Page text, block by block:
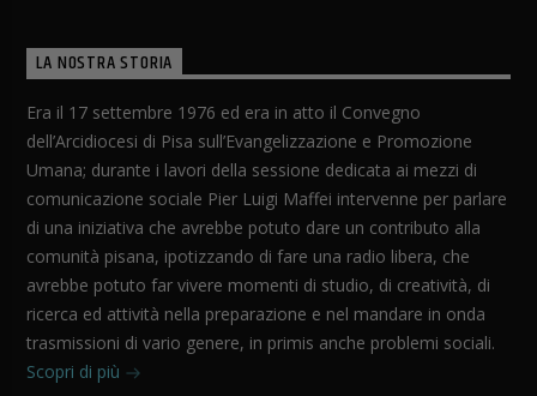
LA NOSTRA STORIA
Era il 17 settembre 1976 ed era in atto il Convegno
dell’Arcidiocesi di Pisa sull’Evangelizzazione e Promozione
Umana; durante i lavori della sessione dedicata ai mezzi di
comunicazione sociale Pier Luigi Maffei intervenne per parlare
di una iniziativa che avrebbe potuto dare un contributo alla
comunità pisana, ipotizzando di fare una radio libera, che
avrebbe potuto far vivere momenti di studio, di creatività, di
ricerca ed attività nella preparazione e nel mandare in onda
trasmissioni di vario genere, in primis anche problemi sociali.
Scopri di più